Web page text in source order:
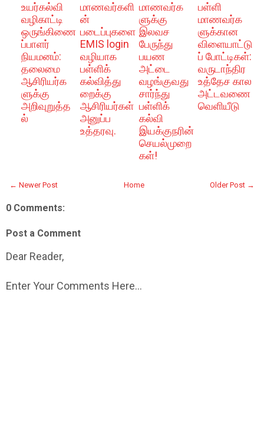
உயர்கல்வி
வழிகாட்டி
ஒருங்கிணை
ப்பாளர்
நியமனம்:
தலைமை
ஆசிரியர்க
ளுக்கு
அறிவுறுத்த
ல்
மாணவர்களி
ன்
படைப்புகளை
EMIS login
வழியாக
பள்ளிக்
கல்வித்து
றைக்கு
ஆசிரியர்கள்
அனுப்ப
உத்தரவு.
மாணவர்க
ளுக்கு
இலவச
பேருந்து
பயண
அட்டை
வழங்குவது
சார்ந்து
பள்ளிக்
கல்வி
இயக்குநரின்
செயல்முறை
கள்!
பள்ளி
மாணவர்க
ளுக்கான
விளையாட்டு
ப் போட்டிகள்:
வருடாந்திர
உத்தேச கால
அட்டவணை
வெளியீடு
← Newer Post Older Post →
Home
0 Comments:
Post a Comment
Dear Reader,
Enter Your Comments Here...